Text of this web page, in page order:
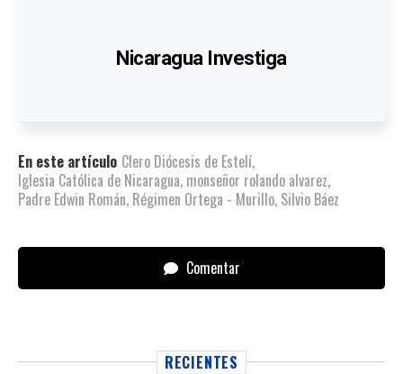
Nicaragua Investiga
En este artículo Clero Diócesis de Estelí,
Iglesia Católica de Nicaragua, monseñor rolando alvarez,
Padre Edwin Román, Régimen Ortega - Murillo, Silvio Báez
Comentar
RECIENTES